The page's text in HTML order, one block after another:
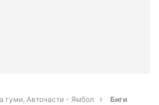
гуми, Авточасти - Ямбол
Биги